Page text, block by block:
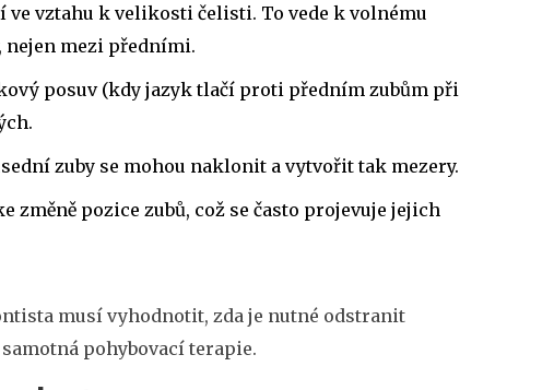
ve vztahu k velikosti čelisti. To vede k volnému
nejen mezi předními.
posuv (kdy jazyk tlačí proti předním zubům při
zuby se mohou naklonit a vytvořit tak mezery.
změně pozice zubů, což se často projevuje jejich
musí vyhodnotit, zda je nutné odstranit
pohybovací terapie.